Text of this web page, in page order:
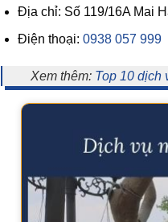
Địa chỉ: Số 119/16A Mai
Điện thoại: 0938 057 999
Xem thêm: Top 10 dịch